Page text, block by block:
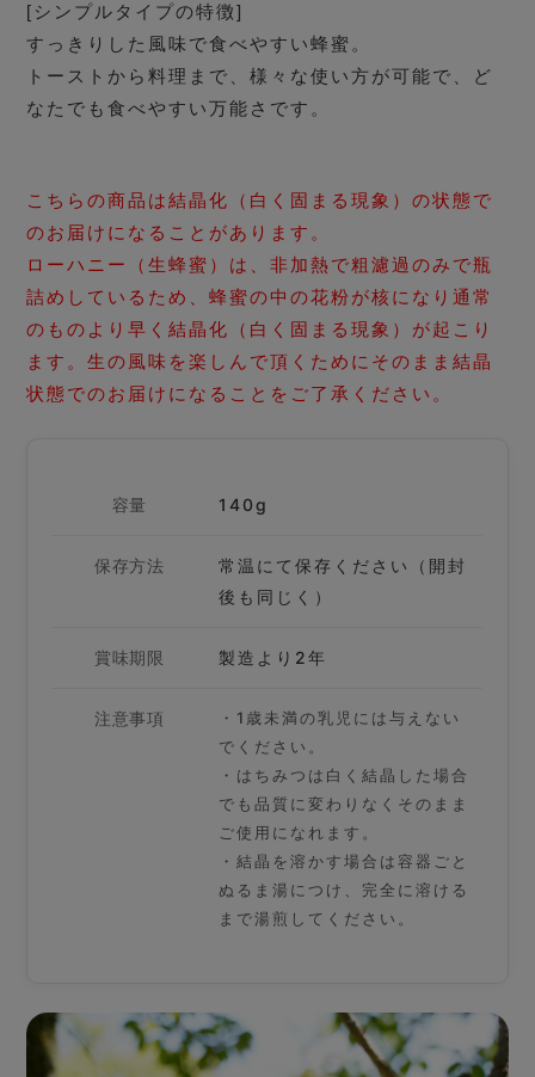
[シンプルタイプの特徴]
すっきりした風味で食べやすい蜂蜜。
トーストから料理まで、様々な使い方が可能で、ど
なたでも食べやすい万能さです。
こちらの商品は結晶化（白く固まる現象）の状態で
のお届けになることがあります。
ローハニー（生蜂蜜）は、非加熱で粗濾過のみで瓶
詰めしているため、蜂蜜の中の花粉が核になり通常
のものより早く結晶化（白く固まる現象）が起こり
ます。生の風味を楽しんで頂くためにそのまま結晶
状態でのお届けになることをご了承ください。
容量 140g
保存方法
常温にて保存ください（開封
後も同じく）
賞味期限 製造より2年
注意事項
・1歳未満の乳児には与えない
でください。
・はちみつは白く結晶した場合
でも品質に変わりなくそのまま
ご使用になれます。
・結晶を溶かす場合は容器ごと
ぬるま湯につけ、完全に溶ける
まで湯煎してください。